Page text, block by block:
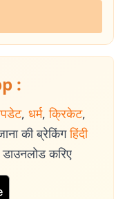
:
, धर्म, क्रिकेट,
की ब्रेकिंग हिंदी
करिए